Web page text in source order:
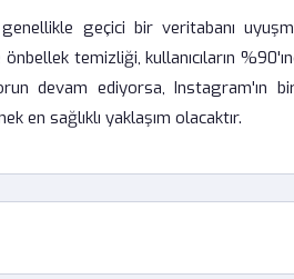
geçici bir veritabanı
temizliği, kullanıcıların
devam ediyorsa, Instagram'ın
en sağlıklı yaklaşım olacaktır.